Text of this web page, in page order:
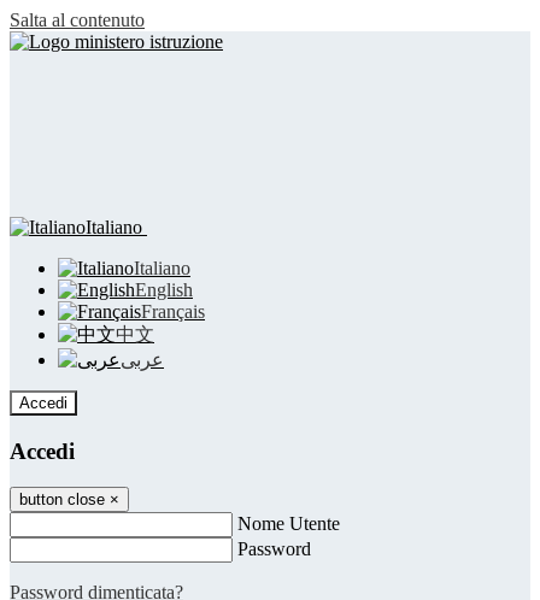
Salta al contenuto
Italiano
Italiano
English
Français
中文
عربى
Accedi
Accedi
button close ×
Nome Utente
Password
Password dimenticata?